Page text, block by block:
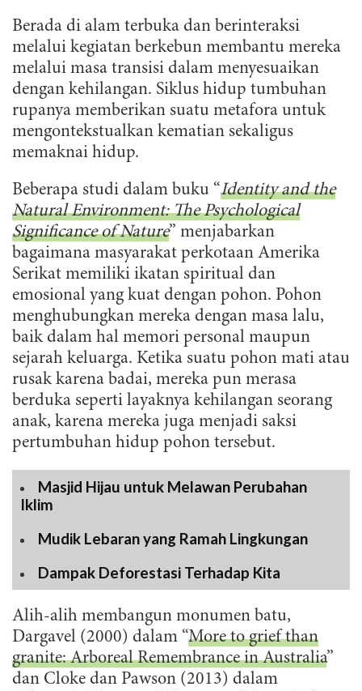
Berada di alam terbuka dan berinteraksi
melalui kegiatan berkebun membantu mereka
melalui masa transisi dalam menyesuaikan
dengan kehilangan. Siklus hidup tumbuhan
rupanya memberikan suatu metafora untuk
mengontekstualkan kematian sekaligus
memaknai hidup.
Beberapa studi dalam buku “Identity and the
Natural Environment: The Psychological
Significance of Nature” menjabarkan
bagaimana masyarakat perkotaan Amerika
Serikat memiliki ikatan spiritual dan
emosional yang kuat dengan pohon. Pohon
menghubungkan mereka dengan masa lalu,
baik dalam hal memori personal maupun
sejarah keluarga. Ketika suatu pohon mati atau
rusak karena badai, mereka pun merasa
berduka seperti layaknya kehilangan seorang
anak, karena mereka juga menjadi saksi
pertumbuhan hidup pohon tersebut.
Masjid Hijau untuk Melawan Perubahan
Iklim
Mudik Lebaran yang Ramah Lingkungan
Dampak Deforestasi Terhadap Kita
Alih-alih membangun monumen batu,
Dargavel (2000) dalam “More to grief than
granite: Arboreal Remembrance in Australia”
dan Cloke dan Pawson (2013) dalam